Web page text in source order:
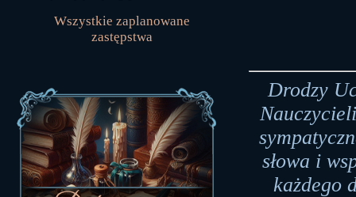
Wszystkie zaplanowane
zastępstwa
Drodzy
słowa i
każdego